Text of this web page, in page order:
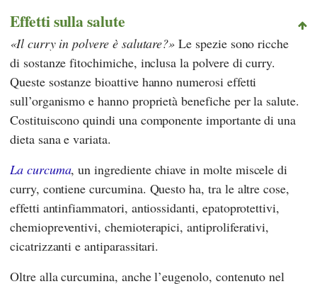
Effetti sulla salute
Il curry in polvere è salutare? Le spezie sono ricche
di sostanze fitochimiche, inclusa la polvere di curry.
Queste sostanze bioattive hanno numerosi effetti
sull’organismo e hanno proprietà benefiche per la salute.
Costituiscono quindi una componente importante di una
dieta sana e variata.
La curcuma, un ingrediente chiave in molte miscele di
curry, contiene curcumina. Questo ha, tra le altre cose,
effetti antinfiammatori, antiossidanti, epatoprotettivi,
chemiopreventivi, chemioterapici, antiproliferativi,
cicatrizzanti e antiparassitari.
Oltre alla curcumina, anche l’eugenolo, contenuto nel